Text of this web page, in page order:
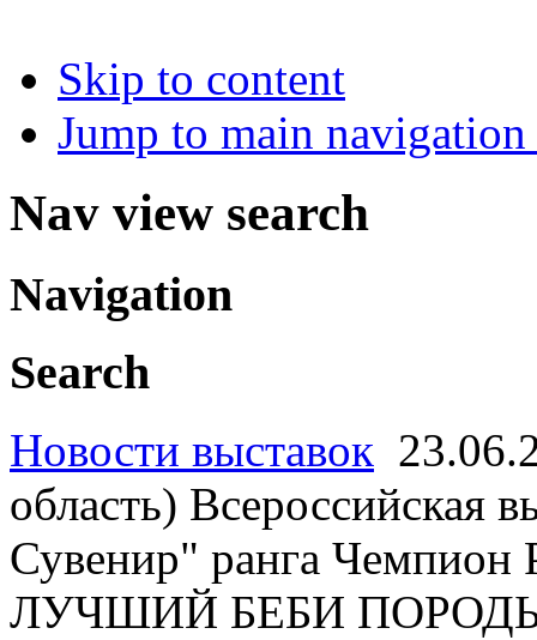
Skip to content
Jump to main
Nav view search
Navigation
Search
Новости выставок
область) Всероссийская
Сувенир" ранга
ЛУЧШИЙ БЕБИ